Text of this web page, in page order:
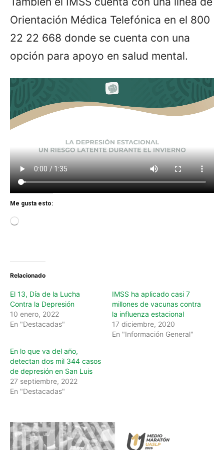
Orientación Médica Telefónica en el 800
22 22 668 donde se cuenta con una
opción para apoyo en salud mental.
Me gusta esto:
g
Relacionado
El 13, Día de la Lucha
Contra la Depresión
10 enero, 2022
En "Destacadas"
IMSS ha aplicado casi 7
millones de vacunas contra
la influenza estacional
17 diciembre, 2020
En "Información General"
En lo que va del año,
detectan dos mil 344 casos
de depresión en San Luis
27 septiembre, 2022
En "Destacadas"